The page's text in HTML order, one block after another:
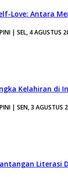
Love: Antara
| SEL, 4 AGUSTUS
Kelahiran di
| SEN, 3 AGUSTUS
Literasi